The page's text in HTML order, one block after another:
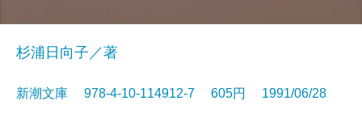
杉浦日向子／著
新潮文庫 978-4-10-114912-7 605円 1991/06/28